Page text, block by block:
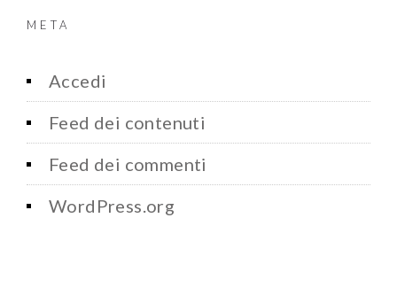
META
Accedi
Feed dei contenuti
Feed dei commenti
WordPress.org